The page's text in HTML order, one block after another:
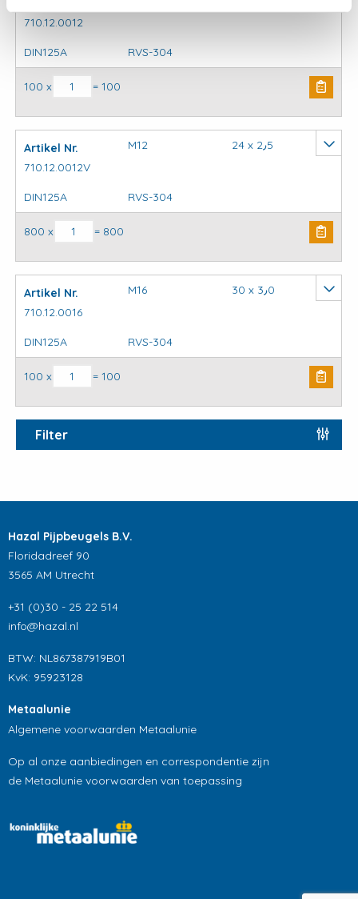
Artikel Nr.
710.12.0012
DIN125A RVS-304
Sluitring DIN125A RVS-304 aantal
100 x = 100
Artikel Nr.
710.12.0012V
M12 24 x 2٫5
DIN125A RVS-304
Sluitring DIN125A RVS-304 aantal
800 x = 800
Artikel Nr.
710.12.0016
M16 30 x 3٫0
DIN125A RVS-304
Sluitring DIN125A RVS-304 aantal
100 x = 100
Filter
Hazal Pijpbeugels B.V.
Floridadreef 90
3565 AM Utrecht
+31 (0)30 - 25 22 514
info@hazal.nl
BTW: NL867387919B01
KvK: 95923128
Metaalunie
Algemene voorwaarden Metaalunie
Op al onze aanbiedingen en correspondentie zijn
de Metaalunie voorwaarden van toepassing